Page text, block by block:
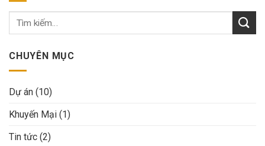
CHUYÊN MỤC
Dự án (10)
Khuyến Mại (1)
Tin tức (2)